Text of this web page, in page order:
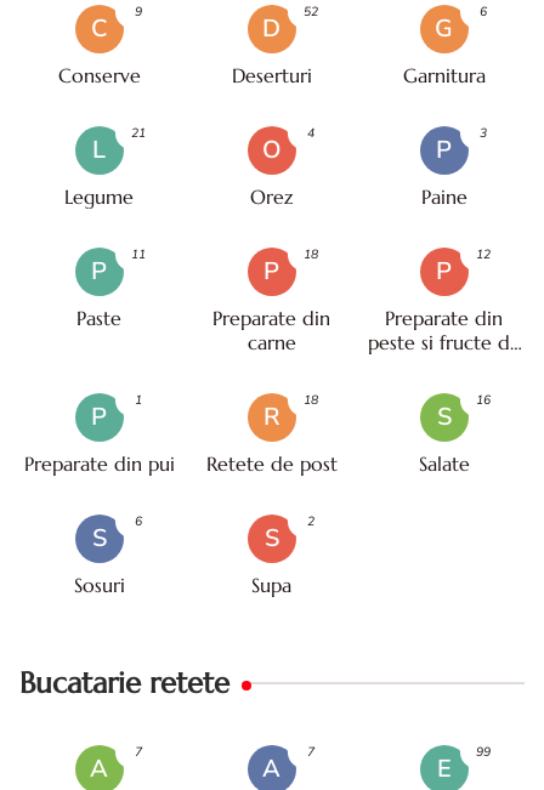
C
Conserve
9
D
Deserturi
52
G
Garnitura
6
L
Legume
21
O
Orez
4
P
Paine
3
P
Paste
11
P
Preparate din
carne
18
P
Preparate din
peste si fructe de
12
P
Preparate din pui
1
R
Retete de post
18
S
Salate
16
S
Sosuri
6
S
Supa
2
Bucatarie retete
A
7
A
7
E
99